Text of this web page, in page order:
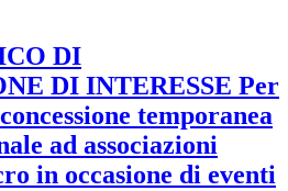
DI
DI INTERESSE Per
temporanea
ad associazioni
in occasione di eventi